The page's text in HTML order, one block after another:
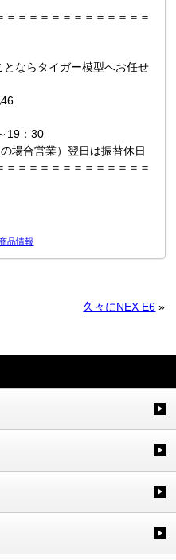
＝＝＝＝＝＝＝＝＝＝＝＝＝
ならタイガー模型へお任せ
19：30
場合営業）翌日は振替休日
＝＝＝＝＝＝＝＝＝＝＝＝＝
品情報
久々にNEX E6 »